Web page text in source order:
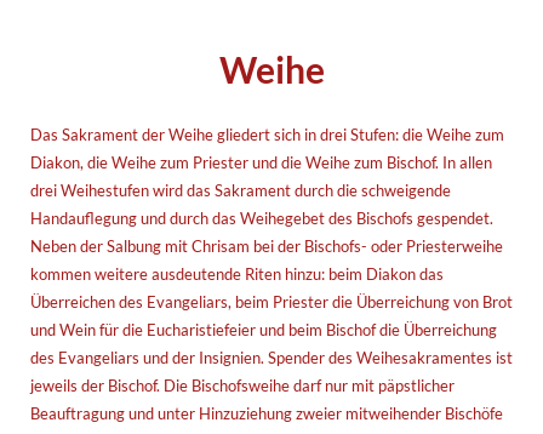
Weihe
Das Sakrament der Weihe gliedert sich in drei Stufen: die Weihe zum
Diakon, die Weihe zum Priester und die Weihe zum Bischof. In allen
drei Weihestufen wird das Sakrament durch die schweigende
Handauflegung und durch das Weihegebet des Bischofs gespendet.
Neben der Salbung mit Chrisam bei der Bischofs- oder Priesterweihe
kommen weitere ausdeutende Riten hinzu: beim Diakon das
Überreichen des Evangeliars, beim Priester die Überreichung von Brot
und Wein für die Eucharistiefeier und beim Bischof die Überreichung
des Evangeliars und der Insignien. Spender des Weihesakramentes ist
jeweils der Bischof. Die Bischofsweihe darf nur mit päpstlicher
Beauftragung und unter Hinzuziehung zweier mitweihender Bischöfe